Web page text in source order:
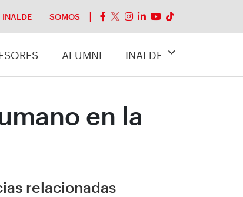
SOMOS
ALUMNI INALDE
en la
relacionadas